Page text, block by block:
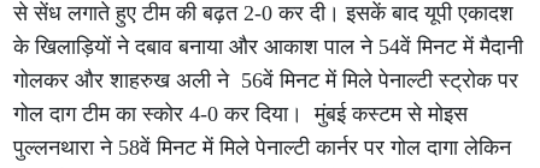
से सेंध लगाते हुए टीम की बढ़त 2-0 कर दी। इसकें बाद यूपी एकादश
के खिलाड़ियों ने दबाव बनाया और आकाश पाल ने 54वें मिनट में मैदानी
गोलकर और शाहरुख अली ने 56वें मिनट में मिले पेनाल्टी स्ट्रोक पर
गोल दाग टीम का स्कोर 4-0 कर दिया। मुंबई कस्टम से मोइस
पुल्लनथारा ने 58वें मिनट में मिले पेनाल्टी कार्नर पर गोल दागा लेकिन